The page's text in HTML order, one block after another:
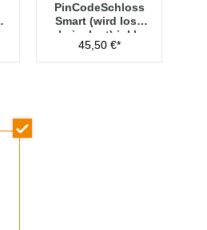
PinCodeSchloss
Smart (wird lose
beigelegt) inkl.
Managementschl
üssel
45,50 €*